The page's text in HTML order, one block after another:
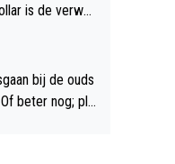
is de verwa
bij de ouds